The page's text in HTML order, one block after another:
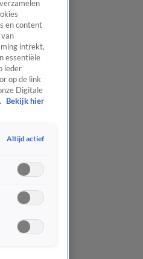
en content
intrekt,
essentiële
ieder
op de link
Digitale
Bekijk hier
Altijd actief